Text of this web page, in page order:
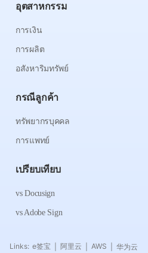
อุตสาหกรรม
การเงิน
การผลิต
อสังหาริมทรัพย์
กรณีลูกค้า
ทรัพยากรบุคคล
การแพทย์
เปรียบเทียบ
vs Docusign
vs Adobe Sign
Links: e签宝 阿里云 AWS 华为云